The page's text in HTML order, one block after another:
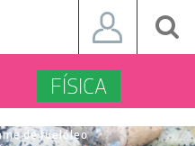
FÍSICA
de fuelóleo